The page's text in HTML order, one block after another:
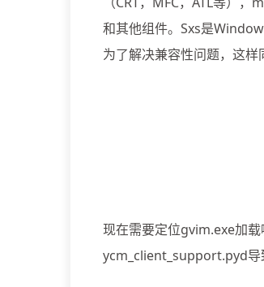
和其他组件。Sxs是
为了解决兼容性问题，这样
现在需要定位gvim.exe加
ycm_client_support.pyd导